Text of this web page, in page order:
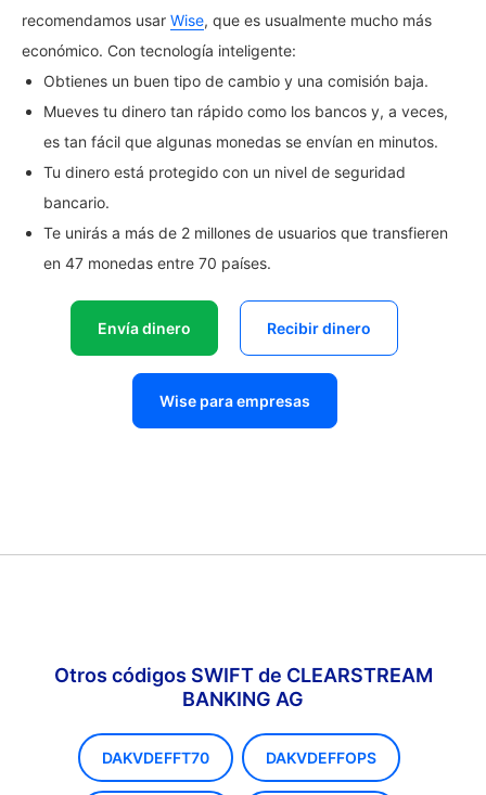
recomendamos usar Wise, que es usualmente mucho más
económico. Con tecnología inteligente:
Obtienes un buen tipo de cambio y una comisión baja.
Mueves tu dinero tan rápido como los bancos y, a veces,
es tan fácil que algunas monedas se envían en minutos.
Tu dinero está protegido con un nivel de seguridad
bancario.
Te unirás a más de 2 millones de usuarios que transfieren
en 47 monedas entre 70 países.
Envía dinero Recibir dinero
Wise para empresas
Otros códigos SWIFT de CLEARSTREAM
BANKING AG
DAKVDEFFT70 DAKVDEFFOPS